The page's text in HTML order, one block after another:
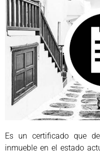
Es un certificado que
inmueble en el estado